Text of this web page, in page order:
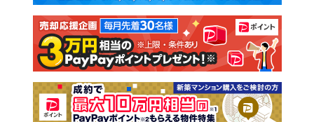
注文住宅 土地
売却査定